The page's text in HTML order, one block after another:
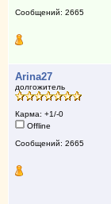
Сообщений: 2665
Arina27
долгожитель
Карма: +1/-0
Offline
Сообщений: 2665